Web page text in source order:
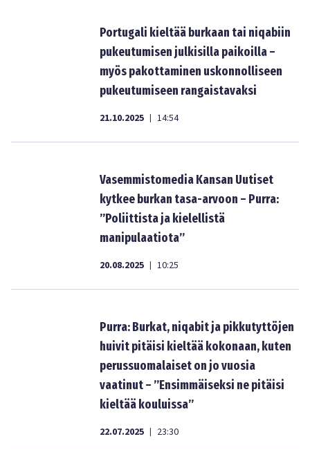
Portugali kieltää burkaan tai niqabiin
pukeutumisen julkisilla paikoilla –
myös pakottaminen uskonnolliseen
pukeutumiseen rangaistavaksi
21.10.2025 | 14:54
Vasemmistomedia Kansan Uutiset
kytkee burkan tasa-arvoon – Purra:
”Poliittista ja kielellistä
manipulaatiota”
20.08.2025 | 10:25
Purra: Burkat, niqabit ja pikkutyttöjen
huivit pitäisi kieltää kokonaan, kuten
perussuomalaiset on jo vuosia
vaatinut – ”Ensimmäiseksi ne pitäisi
kieltää kouluissa”
22.07.2025 | 23:30